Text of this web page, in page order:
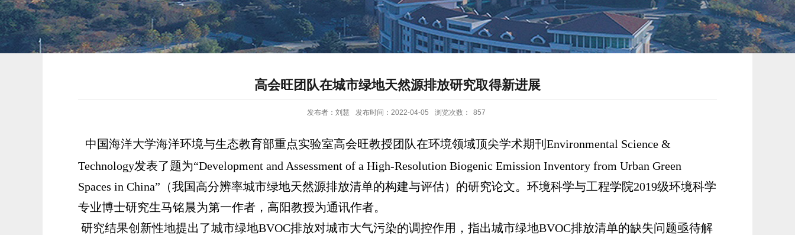
高会旺团队在城市绿地天然源排放研究取得新进展
发布者：刘慧 发布时间：2022-04-05 浏览次数： 857
中国海洋大学海洋环境与生态教育部重点实验室高会旺教授团队在环境领域顶尖学术期刊 Environmental Science &
Technology发表了题为“Development and Assessment of a High-Resolution Biogenic Emission Inventory from Urban Green
Spaces in China” （我国高分辨率城市绿地天然源排放清单的构建与评估）的研究论文。环境科学与工程学院2019级环境科学
专业博士研究生马铭晨为第一作者，高阳教授为通讯作者。
研究结果创新性地提出了城市绿地BVOC排放对城市大气污染的调控作用，指出城市绿地BVOC排放清单的缺失问题亟待解